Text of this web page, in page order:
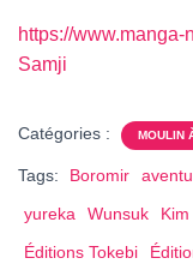
https://
Samji
Catégories : MOULIN
Tags: Boromir
yureka
Wunsuk
Éditions Tokebi